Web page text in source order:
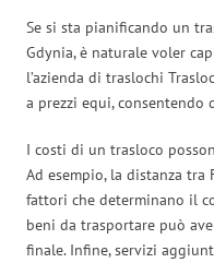
Se si sta pianificando un
Gdynia, è naturale voler
l’azienda di traslochi
a prezzi equi, consentendo
I costi di un trasloco
Ad esempio, la distanza
fattori che determinano il
beni da trasportare può
finale. Infine, servizi